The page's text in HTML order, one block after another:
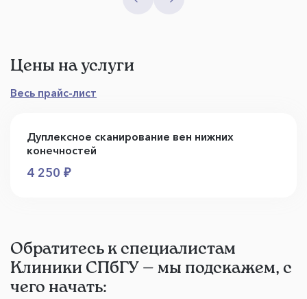
Цены на услуги
Весь прайс-лист
Дуплексное сканирование вен нижних
конечностей
4 250 ₽
Обратитесь к специалистам
Клиники СПбГУ — мы подскажем, с
чего начать: